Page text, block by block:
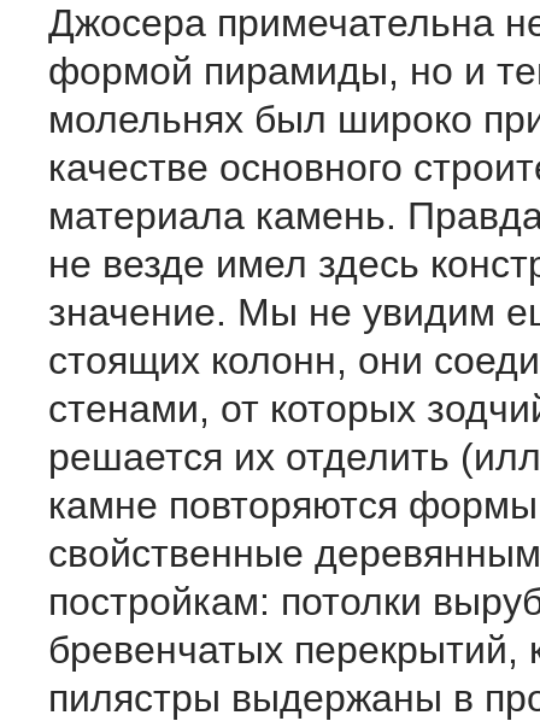
Джосера примечательна
формой пирамиды, но и
молельнях был широко
качестве основного
материала камень.
не везде имел здесь
значение. Мы не увидим
стоящих колонн, они
стенами, от которых
решается их отделить
камне повторяются
свойственные
постройкам: потолки
бревенчатых перекрытий,
пилястры выдержаны в